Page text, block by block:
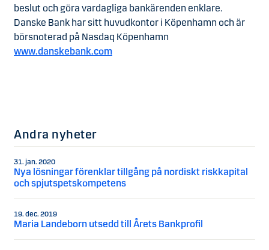
beslut och göra vardagliga bankärenden enklare.
Danske Bank har sitt huvudkontor i Köpenhamn och är
börsnoterad på Nasdaq Köpenhamn
www.danskebank.com
Andra nyheter
31. jan. 2020
Nya lösningar förenklar tillgång på nordiskt riskkapital
och spjutspetskompetens
19. dec. 2019
Maria Landeborn utsedd till Årets Bankprofil